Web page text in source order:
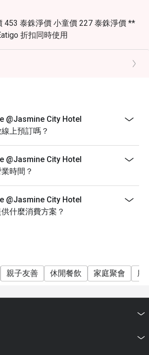
453 泰銖淨價 小童價 227 泰銖淨價 **
折扣同時使用
@Jasmine City Hotel
上預訂嗎？
@Jasmine City Hotel
時間？
@Jasmine City Hotel
什麼消費方案？
親子友善 休閒餐飲 家庭聚會 朋